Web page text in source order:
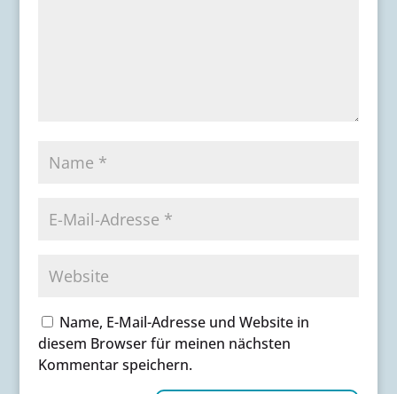
Name, E-Mail-Adresse und Website in
diesem Browser für meinen nächsten
Kommentar speichern.